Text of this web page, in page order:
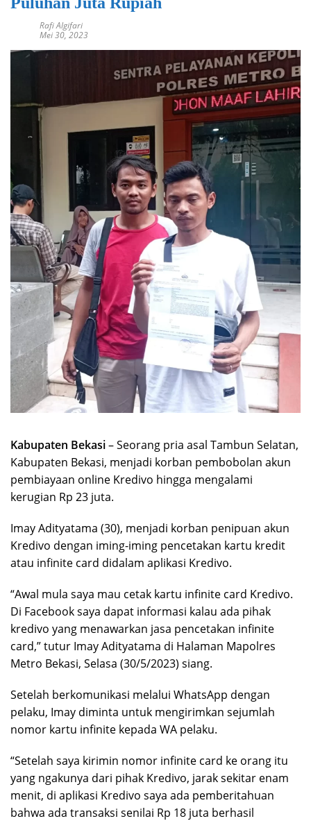
Rafi Algifari
Mei 30, 2023
Kabupaten Bekasi– Seorang pria asal Tambun Selatan,
Kabupaten Bekasi, menjadi korban pembobolan akun
pembiayaan online Kredivo hingga mengalami
kerugian Rp 23 juta.
Imay Adityatama (30), menjadi korban penipuan akun
Kredivo dengan iming-iming pencetakan kartu kredit
atau infinite card didalam aplikasi Kredivo.
“Awal mula saya mau cetak kartu infinite card Kredivo.
Di Facebook saya dapat informasi kalau ada pihak
kredivo yang menawarkan jasa pencetakan infinite
card,” tutur Imay Adityatama di Halaman Mapolres
Metro Bekasi, Selasa (30/5/2023) siang.
Setelah berkomunikasi melalui WhatsApp dengan
pelaku, Imay diminta untuk mengirimkan sejumlah
nomor kartu infinite kepada WA pelaku.
“Setelah saya kirimin nomor infinite card ke orang itu
yang ngakunya dari pihak Kredivo, jarak sekitar enam
menit, di aplikasi Kredivo saya ada pemberitahuan
bahwa ada transaksi senilai Rp 18 juta berhasil